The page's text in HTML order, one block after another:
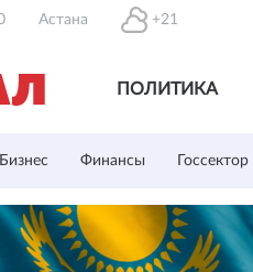
Астана +21
ПОЛИТИКА
Бизнес Финансы Госсектор